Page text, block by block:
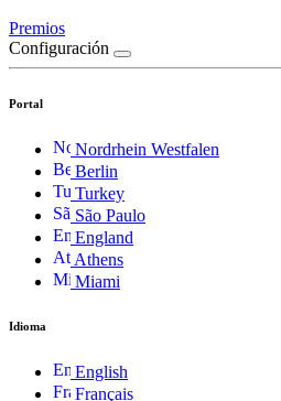
Premios
Configuración
Portal
Nordrhein Westfalen
Berlin
Turkey
São Paulo
England
Athens
Miami
Idioma
English
Français